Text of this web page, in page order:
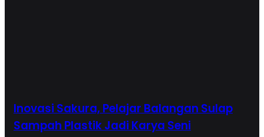
Inovasi Sakura, Pelajar Balangan Sulap
Sampah Plastik Jadi Karya Seni